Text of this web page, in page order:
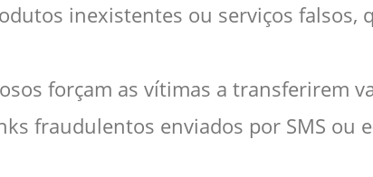
inexistentes ou serviços falsos,
forçam as vítimas a transferirem
fraudulentos enviados por SMS ou